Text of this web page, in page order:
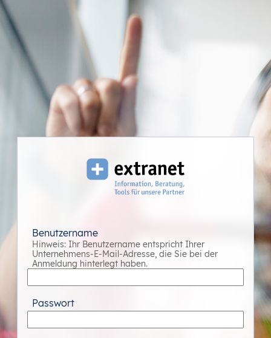
Benutzername
Hinweis: Ihr Benutzername entspricht Ihrer
Unternehmens-E-Mail-Adresse, die Sie bei der
Anmeldung hinterlegt haben.
Passwort